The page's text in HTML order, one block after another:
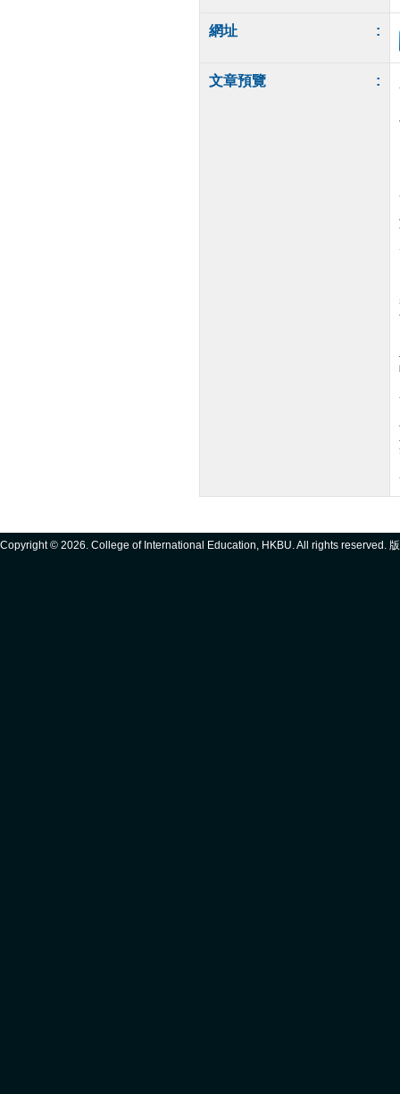
網址 :
文章預覽 :
Copyright © 2026. College of International Education, HKBU. All rights reserved.